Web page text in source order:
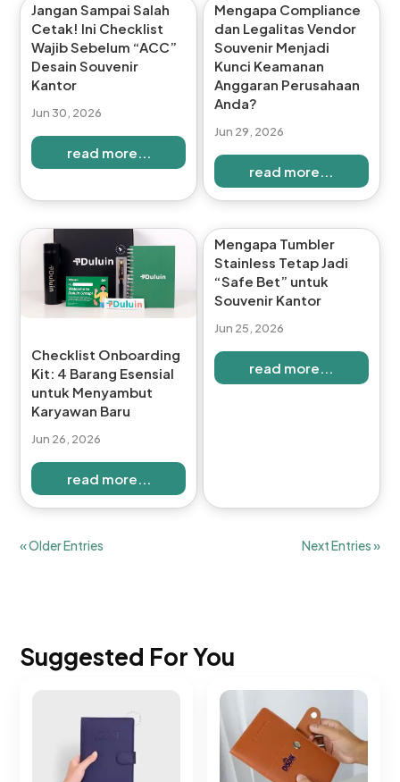
Jangan Sampai Salah
Cetak! Ini Checklist
Wajib Sebelum “ACC”
Desain Souvenir
Kantor
Jun 30, 2026
read more...
Mengapa Compliance
dan Legalitas Vendor
Souvenir Menjadi
Kunci Keamanan
Anggaran Perusahaan
Anda?
Jun 29, 2026
read more...
Checklist Onboarding
Kit: 4 Barang Esensial
untuk Menyambut
Karyawan Baru
Jun 26, 2026
read more...
Mengapa Tumbler
Stainless Tetap Jadi
“Safe Bet” untuk
Souvenir Kantor
Jun 25, 2026
read more...
« Older Entries Next Entries »
Suggested For You